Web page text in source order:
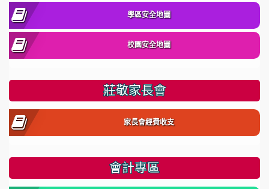
學區安全地圖
校園安全地圖
莊敬家長會
家長會經費收支
會計專區